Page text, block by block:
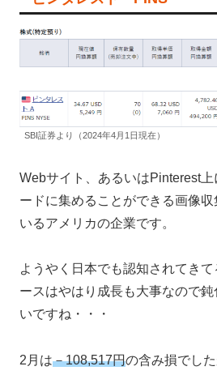
SBI証券より（2024年4月1日現在）
Webサイト、あるいはPinterest
ードに集めることができる画像
いるアメリカの企業です。
ようやく日本でも認知されてき
ースはやはり成長も大事なので
いですね・・・
2月は－108,517円の含み損でし